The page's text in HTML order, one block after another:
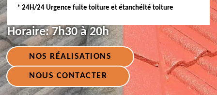
* 24H/24 Urgence fuite toiture et étanchéité toiture
Horaire:7h30 à 20h
NOS RÉALISATIONS
NOUS CONTACTER